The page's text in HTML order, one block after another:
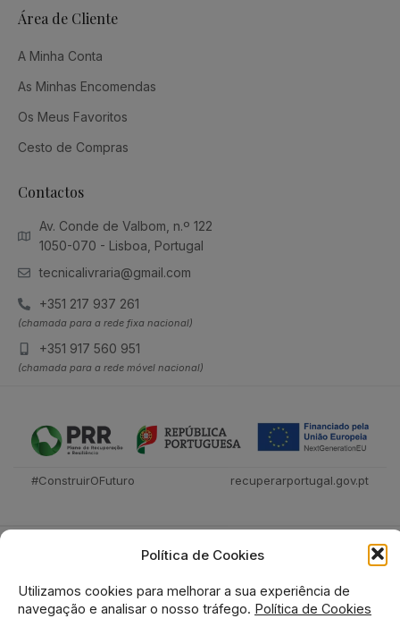
Política de Cookies
Utilizamos cookies para melhorar a sua experiência de
navegação e analisar o nosso tráfego. Política de Cookies
Área de Cliente
A Minha Conta
As Minhas Encomendas
Os Meus Favoritos
Cesto de Compras
Contactos
Av. Conde de Valbom, n.º 122
1050-070 - Lisboa, Portugal
tecnicalivraria@gmail.com
+351 217 937 261
(chamada para a rede fixa nacional)
+351 917 560 951
(chamada para a rede móvel nacional)
#ConstruirOFuturo recuperarportugal.gov.pt